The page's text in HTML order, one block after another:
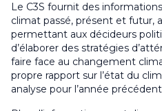
Le C3S fournit des
climat passé, présent et futur,
permettant aux décideurs
d’élaborer des stratégies
faire face au changement
propre rapport sur l’état du
analyse pour l’année